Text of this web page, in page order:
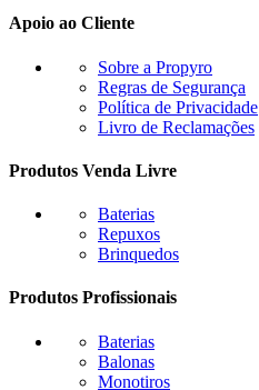
Apoio ao Cliente
Sobre a Propyro
Regras de Segurança
Política de Privacidade
Livro de Reclamações
Produtos Venda Livre
Baterias
Repuxos
Brinquedos
Produtos Profissionais
Baterias
Balonas
Monotiros